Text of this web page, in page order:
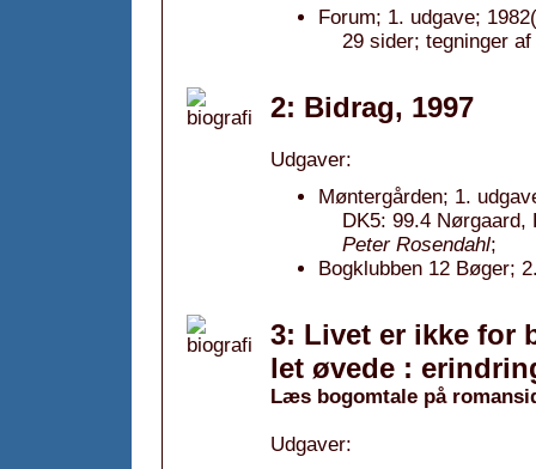
Forum; 1. udgave;
29 sider; tegninger
2: Bidrag, 1997
Udgaver:
Møntergården; 1.
DK5: 99.4
Peter Rosendahl;
Bogklubben 12 Bøger;
3: Livet er ikke for
let øvede :
Læs bogomtale på
Udgaver: